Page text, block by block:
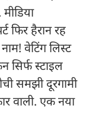
फिर हैरान रह
वेटिंग लिस्ट
सिर्फ स्टाइल
समझी दूरगामी
वाली. एक नया